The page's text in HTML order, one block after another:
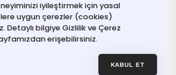
iyileştirmek için yasal
uygun çerezler (cookies)
Detaylı bilgiye Gizlilik ve Çerez
erişebilirsiniz.
KABUL ET
Geçininfo@negelse.com